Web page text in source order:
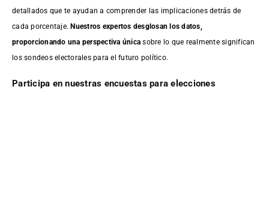
detallados que te ayudan a comprender las implicaciones detrás de
cada porcentaje.Nuestros expertos desglosan los datos,
proporcionando una perspectiva única sobre lo que realmente significan
los sondeos electorales para el futuro político.
Participa en nuestras encuestas para elecciones